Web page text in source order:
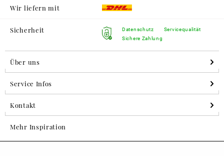
Wir liefern mit
Sicherheit
Datenschutz
Sichere Zahlung
Servicequalität
Über uns
Service Infos
Kontakt
Mehr Inspiration